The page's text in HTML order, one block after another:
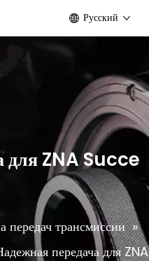
Pусский
для ZNA Succe
передач трансмиссии »
передача для ZNA